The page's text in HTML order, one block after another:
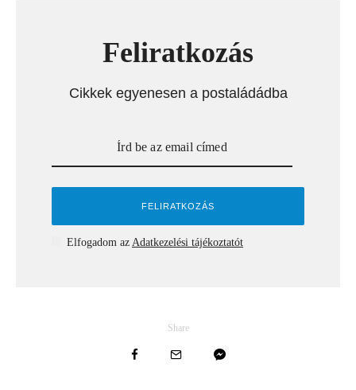
Feliratkozás
Cikkek egyenesen a postaládádba
Elfogadom az Adatkezelési tájékoztatót
Share